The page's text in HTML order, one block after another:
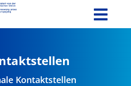
Kontaktstellen